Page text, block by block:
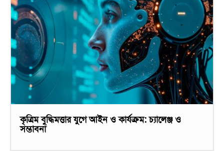
কৃত্রিম বুদ্ধিমত্তার যুগে আইন ও কার্যক্রম: চ্যালেঞ্জ ও
সম্ভাবনা